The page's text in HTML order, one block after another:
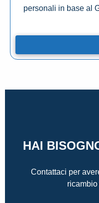
personali in base al
HAI
Contattaci per